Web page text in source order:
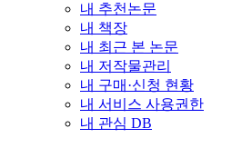
내 추천논문
내 책장
내 최근 본 논문
내 저작물관리
내 구매·신청 현황
내 서비스 사용권한
내 관심 DB